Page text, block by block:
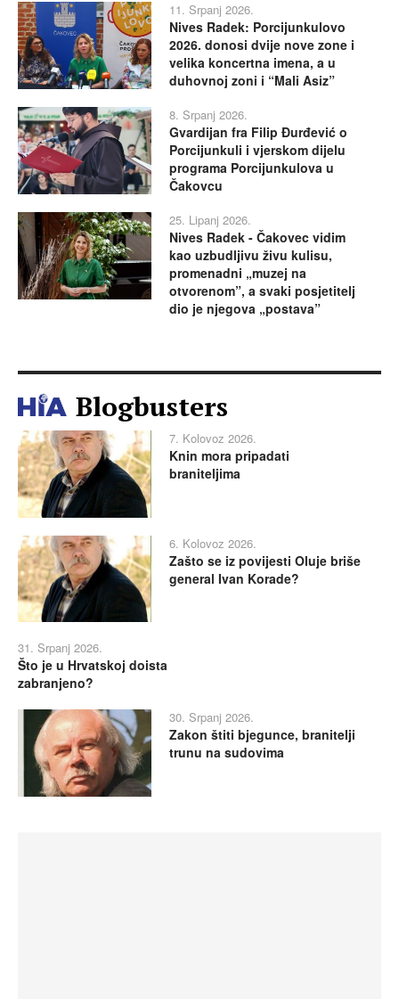
11. Srpanj 2026.
Nives Radek: Porcijunkulovo
2026. donosi dvije nove zone i
velika koncertna imena, a u
duhovnoj zoni i “Mali Asiz”
8. Srpanj 2026.
Gvardijan fra Filip Đurđević o
Porcijunkuli i vjerskom dijelu
programa Porcijunkulova u
Čakovcu
25. Lipanj 2026.
Nives Radek - Čakovec vidim
kao uzbudljivu živu kulisu,
promenadni „muzej na
otvorenom”, a svaki posjetitelj
dio je njegova „postava”
Blogbusters
7. Kolovoz 2026.
Knin mora pripadati
braniteljima
6. Kolovoz 2026.
Zašto se iz povijesti Oluje briše
general Ivan Korade?
31. Srpanj 2026.
Što je u Hrvatskoj doista
zabranjeno?
30. Srpanj 2026.
Zakon štiti bjegunce, branitelji
trunu na sudovima